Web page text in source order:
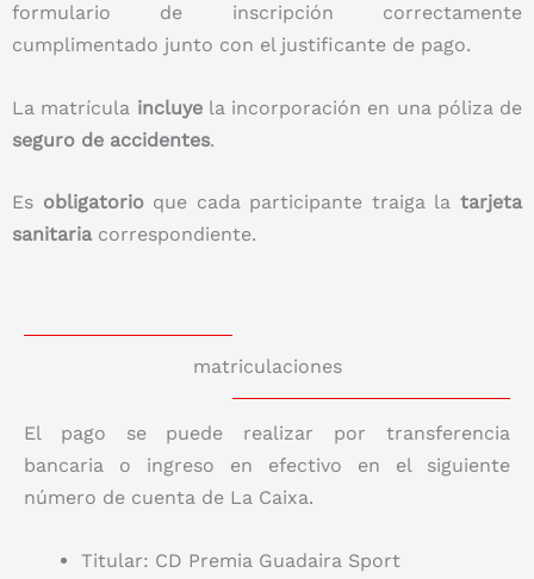
formulario de inscripción correctamente
cumplimentado junto con el justificante de pago.
La matrícula incluye la incorporación en una póliza de
seguro de accidentes.
Es obligatorio que cada participante traiga latarjeta
sanitariacorrespondiente.
matriculaciones
El pago se puede realizar por transferencia
bancaria o ingreso en efectivo en el siguiente
número de cuenta de La Caixa.
Titular: CD Premia Guadaira Sport